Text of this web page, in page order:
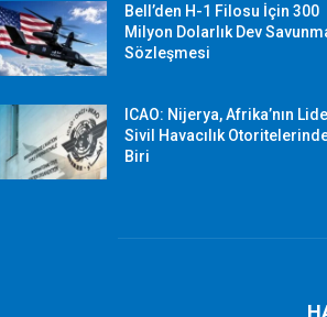
Bell’den H-1 Filosu İçin 300
Milyon Dolarlık Dev
Sözleşmesi
ICAO: Nijerya, Afrika’nın
Sivil Havacılık
Biri